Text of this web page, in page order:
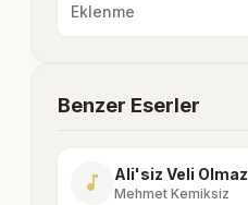
Eklenme
Benzer Eserler
music_note Ali'siz Veli Olmaz
Mehmet Kemiksiz